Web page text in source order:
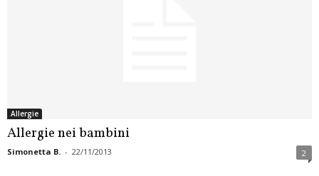
Allergie
Allergie nei bambini
Simonetta B. - 22/11/2013 2